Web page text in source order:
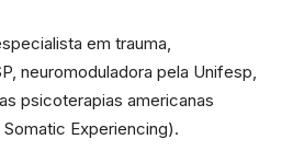
em trauma,
neuromoduladora pela Unifesp,
psicoterapias americanas
Experiencing).